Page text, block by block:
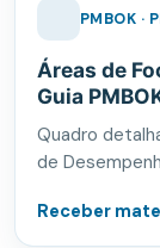
PMBOK ·
Áreas de
Guia
Quadro
de
Receber